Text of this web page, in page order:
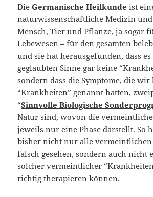
DieGermanische Heilkunde ist
naturwissenschaftliche Medizin
Mensch,Tier undPflanze, ja sogar
Lebewesen – für den gesamten
und sie hat herausgefunden, dass
geglaubten Sinne gar keine
sondern dass die Symptome, die wir
“Krankheiten” genannt hatten,
“Sinnvolle Biologische
Natur sind, wovon die
jeweils nureine Phase darstellt. So
bisher nicht nur alle vermeintlichen
falsch gesehen, sondern auch nicht
solcher vermeintlicher
richtig therapieren können.